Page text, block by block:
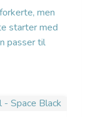
men
starter med
passer til